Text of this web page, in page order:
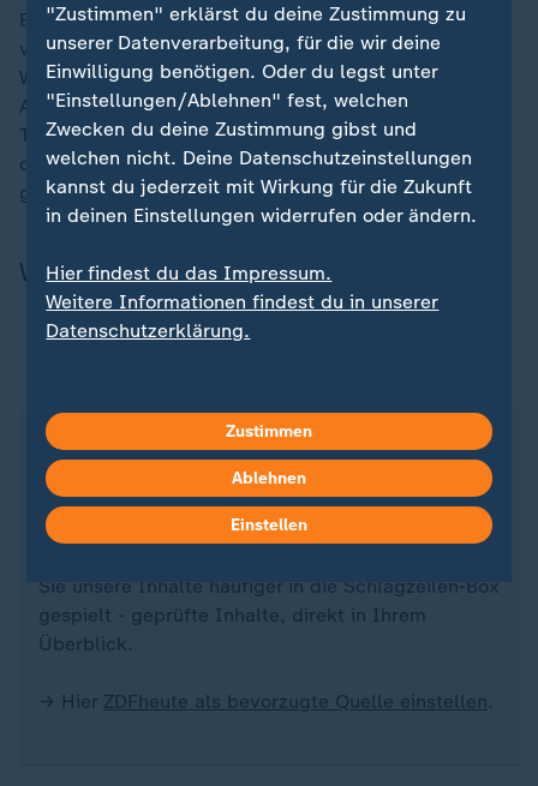
Begleitet wird der Theaterabend den Angaben zufolge
von der Berliner Band Tulpe, deren Song "Sprengt den
Wal" zahlreiche Fans fand. Im Anschluss an die
Aufführung ist ein Gespräch mit der Tierärztin Kirsten
Tönnies geplant, die zum privaten Rettungsteam um
die Finanziers Walter Gunz und Karin Walter-Mommert
gehörte.
Wichtiger Hinweis in eigener Sache
Unser Nachrichtenangebot - jetzt als bevorzugte
Wer bei Google etwas sucht, bekommt neben den
Suchergebnissen auch eine Box mit Schlagzeilen
angezeigt.
Sie unsere Inhalte häufiger in die Schlagzeilen-Box
gespielt - geprüfte Inhalte, direkt in Ihrem
Überblick.
→ Hier ZDFheute als bevorzugte Quelle einstellen.
"Zustimmen" erklärst du deine Zustimmung zu
unserer Datenverarbeitung, für die wir deine
Einwilligung benötigen. Oder du legst unter
"Einstellungen/Ablehnen" fest, welchen
Zwecken du deine Zustimmung gibst und
welchen nicht. Deine Datenschutzeinstellungen
kannst du jederzeit mit Wirkung für die Zukunft
in deinen Einstellungen widerrufen oder ändern.
Hier findest du das Impressum.
Weitere Informationen findest du in unserer
Datenschutzerklärung.
Zustimmen
Ablehnen
Einstellen